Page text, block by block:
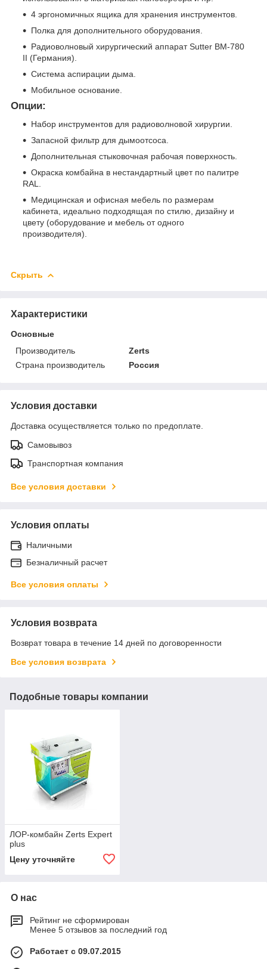
4 эргономичных ящика для хранения инструментов.
Полка для дополнительного оборудования.
Радиоволновый хирургический аппарат Sutter BM-780
II (Германия).
Система аспирации дыма.
Мобильное основание.
Опции:
Набор инструментов для радиоволновой хирургии.
Запасной фильтр для дымоотсоса.
Дополнительная стыковочная рабочая поверхность.
Окраска комбайна в нестандартный цвет по палитре
RAL.
Медицинская и офисная мебель по размерам
кабинета, идеально подходящая по стилю, дизайну и
цвету (оборудование и мебель от одного
производителя).
Скрыть
Характеристики
Основные
Производитель
Zerts
Страна производитель
Россия
Условия доставки
Доставка осуществляется только по предоплате.
Самовывоз
Транспортная компания
Все условия доставки
Условия оплаты
Наличными
Безналичный расчет
Все условия оплаты
Условия возврата
Возврат товара в течение 14 дней по договоренности
Все условия возврата
Подобные товары компании
ЛОР-комбайн Zerts Expert
plus
Цену уточняйте
О нас
Рейтинг не сформирован
Менее 5 отзывов за последний год
Работает с 09.07.2015